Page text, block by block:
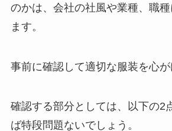
のかは、会社の社風や業種、職
ます。
事前に確認して適切な服装を心が
確認する部分としては、以下の2
ば特段問題ないでしょう。